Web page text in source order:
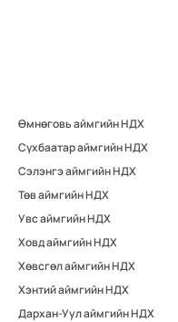
Өмнөговь аймгийн НДХ
Сүхбаатар аймгийн НДХ
Сэлэнгэ аймгийн НДХ
Төв аймгийн НДХ
Увс аймгийн НДХ
Ховд аймгийн НДХ
Хөвсгөл аймгийн НДХ
Хэнтий аймгийн НДХ
Дархан-Уул аймгийн НДХ